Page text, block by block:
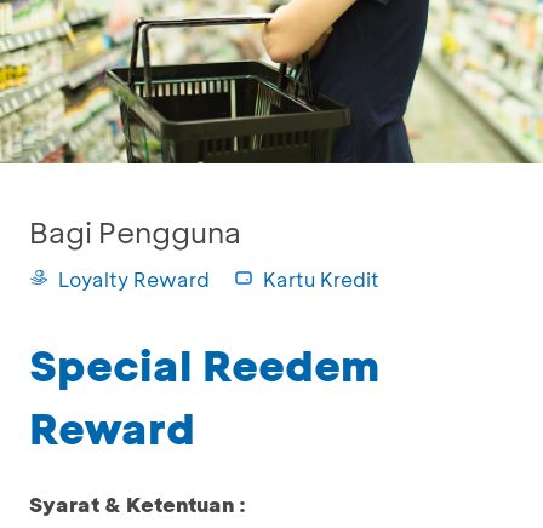
Bagi Pengguna
Loyalty Reward Kartu Kredit
Special Reedem
Reward
Syarat & Ketentuan :